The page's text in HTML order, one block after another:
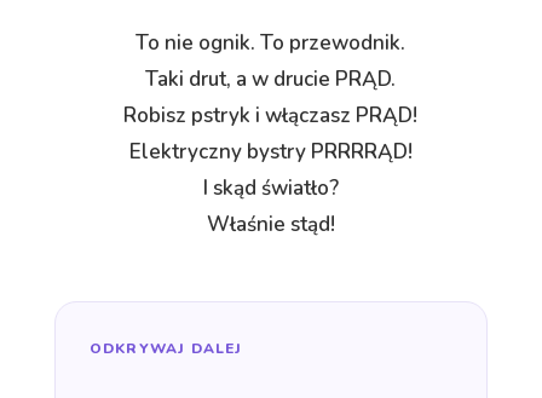
To nie ognik. To przewodnik.
Taki drut, a w drucie PRĄD.
Robisz pstryk i włączasz PRĄD!
Elektryczny bystry PRRRRĄD!
I skąd światło?
Właśnie stąd!
ODKRYWAJ DALEJ